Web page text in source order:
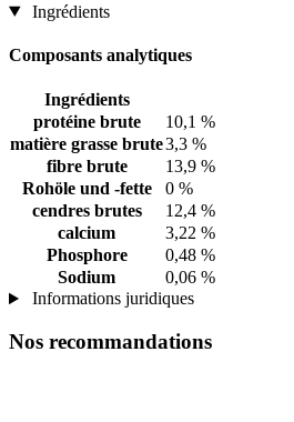
Ingrédients
Composants analytiques
Ingrédients
protéine brute
10,1 %
matière grasse brute3,3 %
fibre brute
13,9 %
Rohöle und -fette
0 %
cendres brutes
12,4 %
calcium
3,22 %
Phosphore
0,48 %
Sodium
0,06 %
Informations juridiques
Nos recommandations